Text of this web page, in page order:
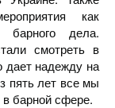
как
барного дела.
смотреть в
дает надежду на
пять лет все мы
барной сфере.